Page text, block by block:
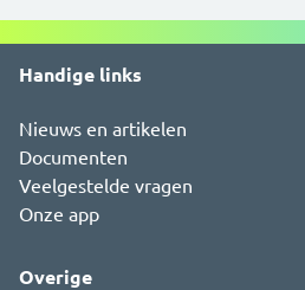
Handige links
Nieuws en artikelen
Documenten
Veelgestelde vragen
Onze app
Overige